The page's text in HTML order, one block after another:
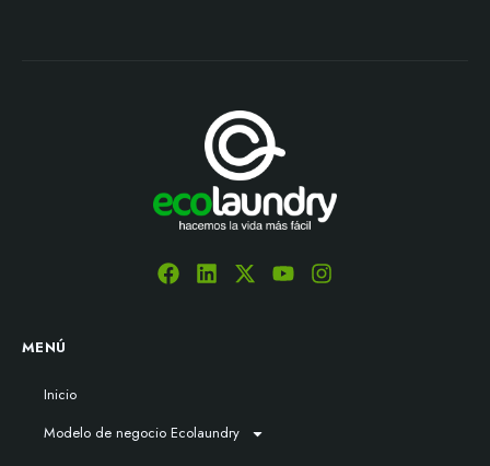
MENÚ
Inicio
Modelo de negocio Ecolaundry